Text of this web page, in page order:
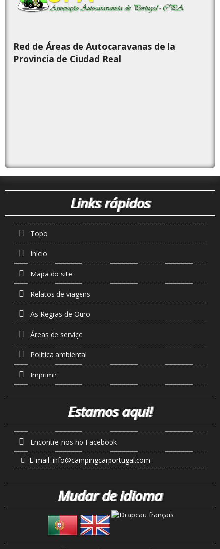
Red de Áreas de Autocaravanas de la
Provincia de Ciudad Real
Links rápidos
Topo
Início
Mapa do site
Relatos de viagens
As Regras de Ouro
Áreas de serviço
Política ambiental
Imprimir
Estamos aqui!
Encontre-nos no Facebook
E-mail:info@campingcarportugal.com
Mudar de idioma